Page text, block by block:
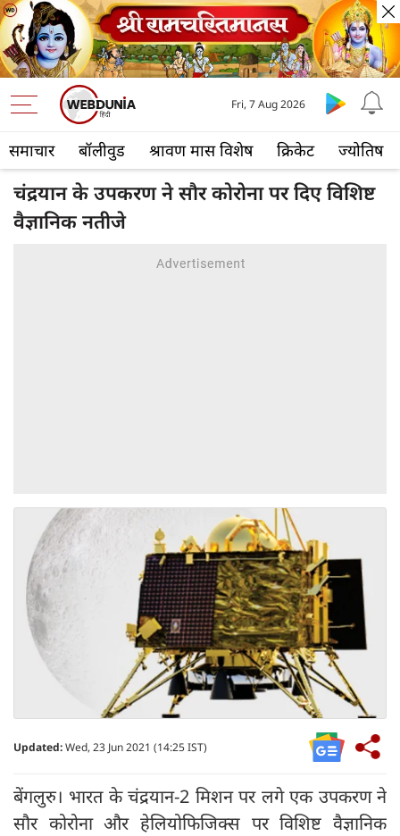
समाचार बॉलीवुड श्रावण मास विशेष क्रिकेट ज्योतिष
Fri, 7 Aug 2026
चंद्रयान के उपकरण ने सौर कोरोना पर दिए विशिष्ट
वैज्ञानिक नतीजे
Updated:Wed, 23 Jun 2021 (14:25 IST)
बेंगलुरु। भारत के चंद्रयान-2 मिशन पर लगे एक उपकरण ने
सौर कोरोना और हेलियोफिजिक्स पर विशिष्ट वैज्ञानिक